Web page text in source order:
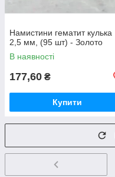
Намистини гематит кулька
2,5 мм, (95 шт) - Золото
В наявності
177,60 ₴
Купити